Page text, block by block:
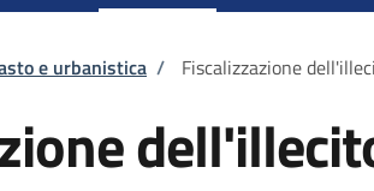
e urbanistica / Fiscalizzazione